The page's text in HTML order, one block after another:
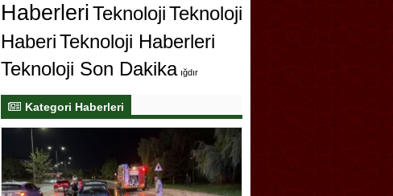
HaberleriTeknolojiTeknoloji
HaberiTeknoloji Haberleri
Teknoloji Son Dakika ığdır
Kategori Haberleri